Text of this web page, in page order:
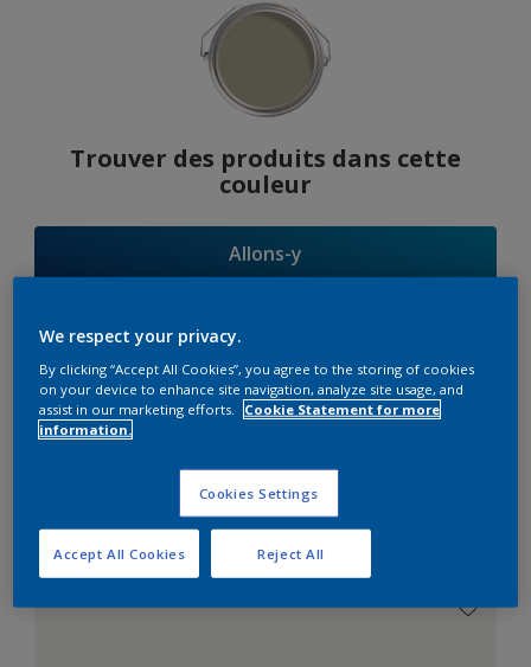
Trouver des produits dans cette
couleur
Allons-y
Suggestions
d'Harmonies
Le Blanc Parfait
We respect your privacy.
By clicking “Accept All Cookies”, you agree to the storing of cookies
on your device to enhance site navigation, analyze site usage, and
assist in our marketing efforts.
Cookie Statement for more
information.
Cookies Settings
Reject All
Accept All Cookies